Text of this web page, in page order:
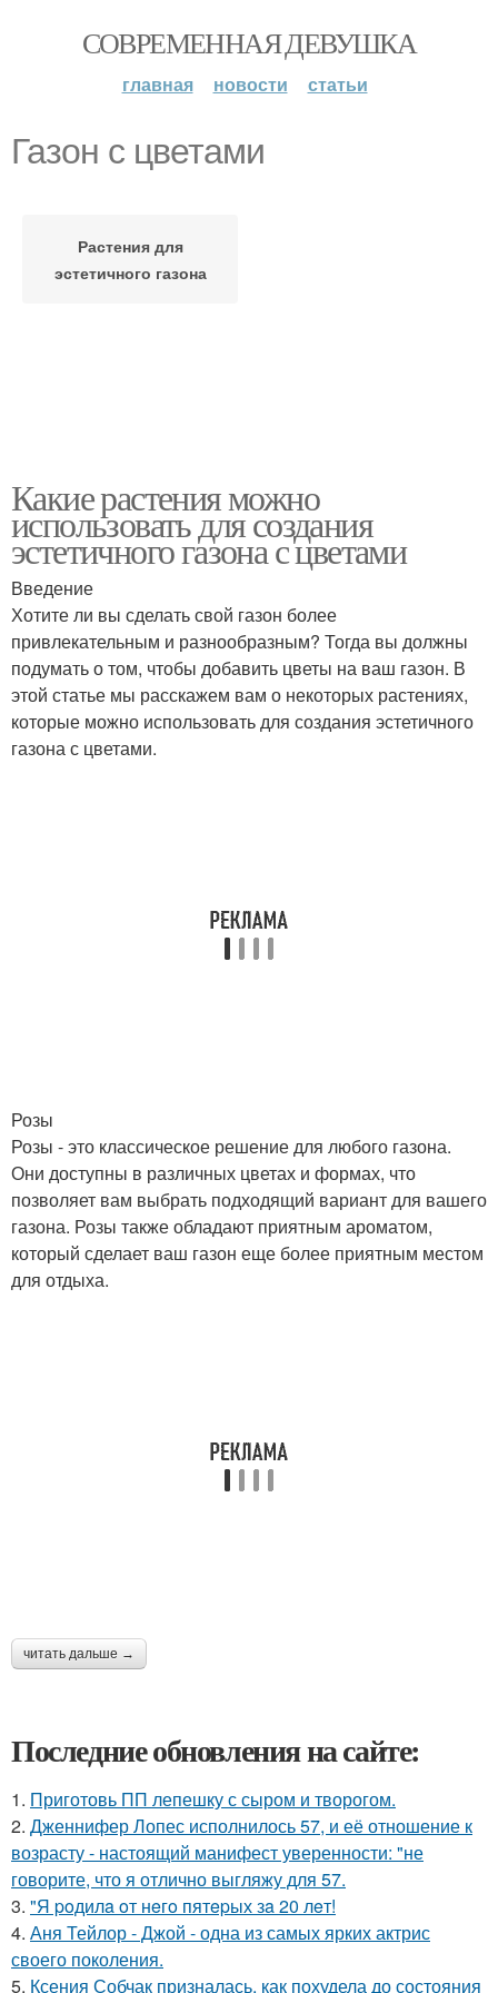
СОВРЕМЕННАЯ ДЕВУШКА
главная новости статьи
Газон с цветами
Растения для
эстетичного газона
Какие растения можно
использовать для создания
эстетичного газона с цветами
Введение
Хотите ли вы сделать свой газон более
привлекательным и разнообразным? Тогда вы должны
подумать о том, чтобы добавить цветы на ваш газон. В
этой статье мы расскажем вам о некоторых растениях,
которые можно использовать для создания эстетичного
газона с цветами.
Розы
Розы - это классическое решение для любого газона.
Они доступны в различных цветах и формах, что
позволяет вам выбрать подходящий вариант для вашего
газона. Розы также обладают приятным ароматом,
который сделает ваш газон еще более приятным местом
для отдыха.
читать дальше →
Последние обновления на сайте:
1. Приготовь ПП лепешку с сыром и творогом.
2. Дженнифер Лопес исполнилось 57, и её отношение к
возрасту - настоящий манифест уверенности: "не
говорите, что я отлично выгляжу для 57.
3. "Я poдилa oт нeгo пятepых зa 20 лeт!
4. Аня Тейлор - Джой - одна из самых ярких актрис
своего поколения.
5. Ксения Собчак призналась, как похудела до состояния